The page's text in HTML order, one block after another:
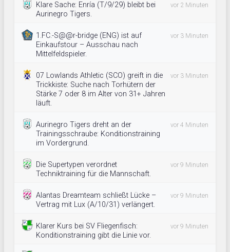
Klare Sache: Enría (T/9/29) bleibt bei
Aurinegro Tigers.
vor 2 Minuten
1.FC.-S@@r-bridge (ENG) ist auf
Einkaufstour – Ausschau nach
Mittelfeldspieler.
vor 3 Minuten
07 Lowlands Athletic (SCO) greift in die
Trickkiste: Suche nach Torhütern der
Stärke 7 oder 8 im Alter von 31+ Jahren
läuft.
vor 3 Minuten
Aurinegro Tigers dreht an der
Trainingsschraube: Konditionstraining
im Vordergrund.
vor 4 Minuten
Die Supertypen verordnet
Techniktraining für die Mannschaft.
vor 9 Minuten
Alantas Dreamteam schließt Lücke –
Vertrag mit Lux (A/10/31) verlängert.
vor 9 Minuten
Klarer Kurs bei SV Fliegenfisch:
Konditionstraining gibt die Linie vor.
vor 9 Minuten